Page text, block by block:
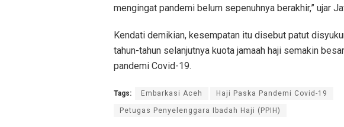
mengingat pandemi belum sepenuhnya berakhir,” ujar
Kendati demikian, kesempatan itu disebut patut
tahun-tahun selanjutnya kuota jamaah haji semakin
pandemi Covid-19.
Tags: Embarkasi Aceh Haji Paska Pandemi Covid-19
Petugas Penyelenggara Ibadah Haji (PPIH)